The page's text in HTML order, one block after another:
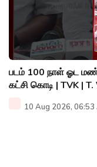
படம் 100 நாள் ஓட
கட்சி கொடி | TVK |
10 Aug 2026, 06:53